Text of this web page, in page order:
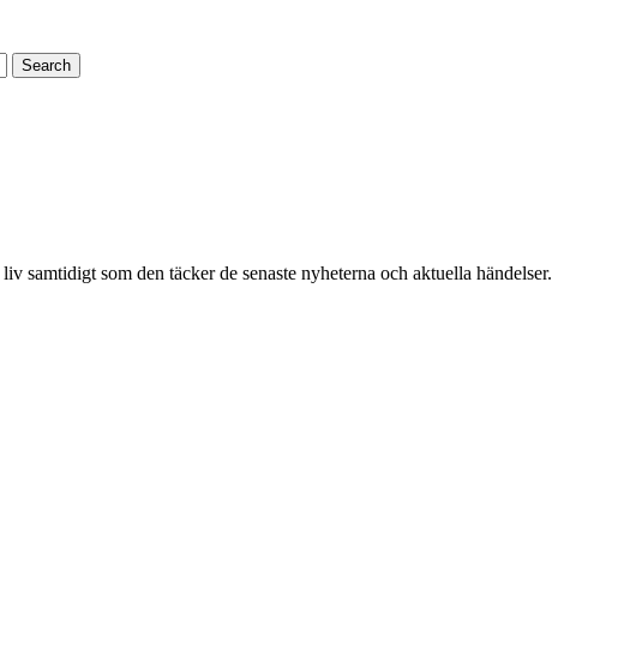
samtidigt som den täcker de senaste nyheterna och aktuella händelser.